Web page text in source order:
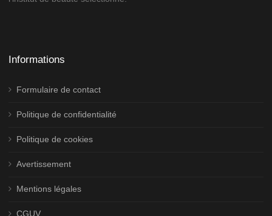
Informations
Formulaire de contact
Politique de confidentialité
Politique de cookies
Avertissement
Mentions légales
CGUV